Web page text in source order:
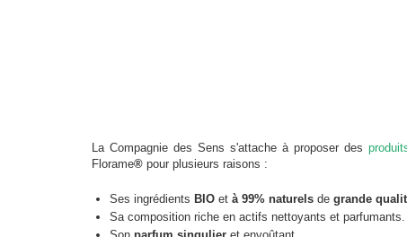
La Compagnie des Sens s'attache à proposer des
Florame® pour plusieurs raisons :
Ses ingrédients BIO et à 99% naturels de grande
Sa composition riche en actifs nettoyants et parfumants.
Son parfum singulier et envoûtant.